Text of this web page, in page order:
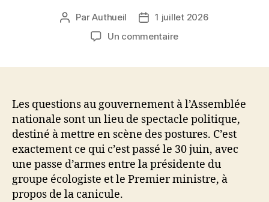
Auteur
l’article
ParAuthueil
Date1 juillet 2026
Un commentairesur
des
politiques
Les questions au gouvernement à l’Assemblée
nationale sont un lieu de spectacle politique,
destiné à mettre en scène des postures. C’est
exactement ce qui c’est passé le 30 juin, avec
une passe d’armes entre la présidente du
groupe écologiste et le Premier ministre, à
propos de la canicule.